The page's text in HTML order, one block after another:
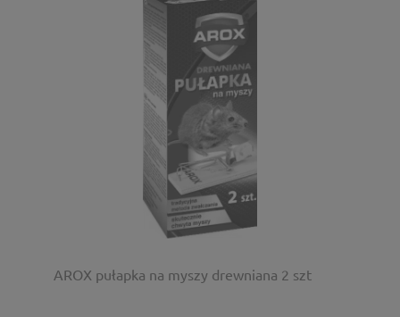
AROX pułapka na myszy drewniana 2 szt